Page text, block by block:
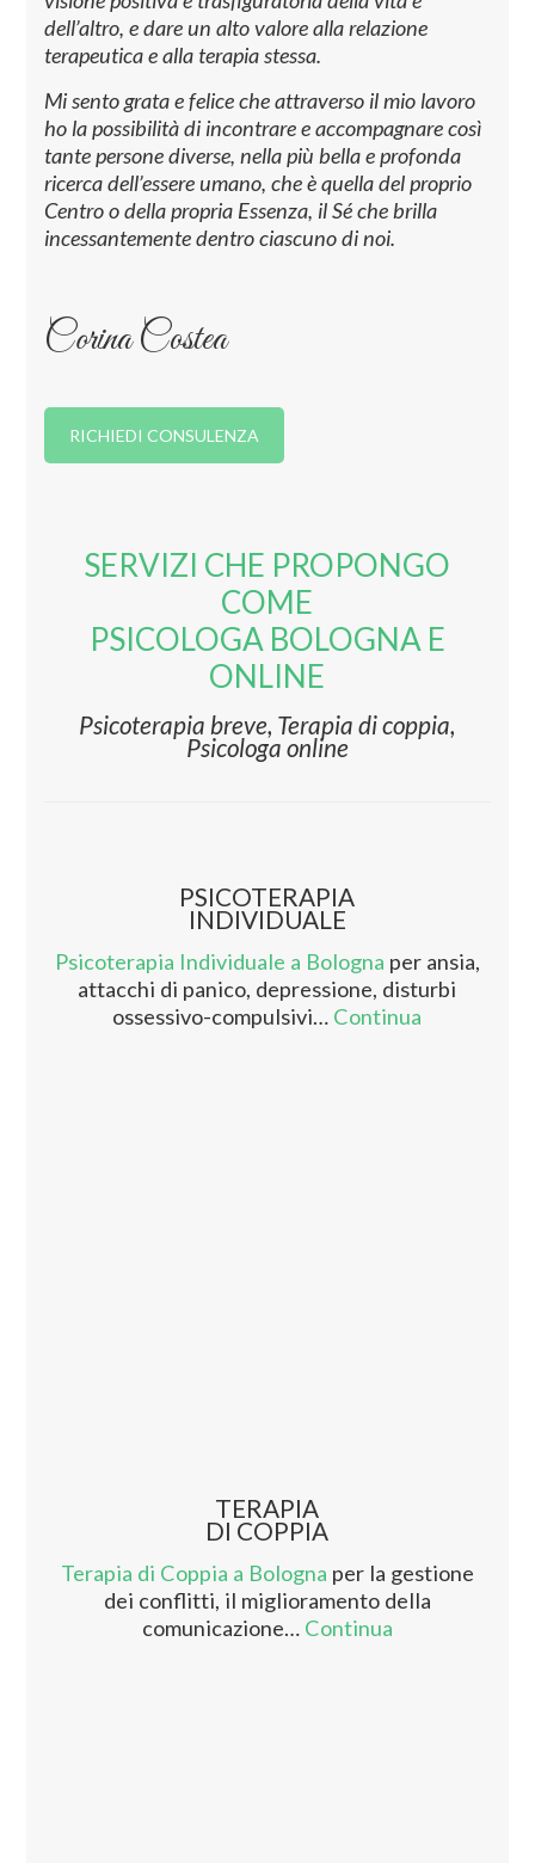
dell’altro, e dare un alto valore alla relazione
terapeutica e alla terapia stessa.
Mi sento grata e felice che attraverso il mio lavoro
ho la possibilità di incontrare e accompagnare così
tante persone diverse, nella più bella e profonda
ricerca dell’essere umano, che è quella del proprio
Centro o della propria Essenza, il Sé che brilla
incessantemente dentro ciascuno di noi.
Corina Costea
RICHIEDI CONSULENZA
SERVIZI CHE PROPONGO
COME
PSICOLOGA BOLOGNA E
ONLINE
Psicoterapia breve, Terapia di coppia,
Psicologa online
PSICOTERAPIA
INDIVIDUALE
Psicoterapia Individuale a Bologna per ansia,
attacchi di panico, depressione, disturbi
ossessivo-compulsivi… Continua
TERAPIA
DI COPPIA
Terapia di Coppia a Bologna per la gestione
dei conflitti, il miglioramento della
comunicazione… Continua